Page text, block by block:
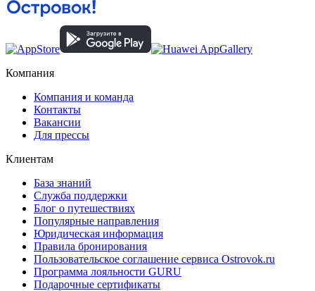
Компания
Компания и команда
Контакты
Вакансии
Для прессы
Клиентам
База знаний
Служба поддержки
Блог о путешествиях
Популярные направления
Юридическая информация
Правила бронирования
Пользовательское соглашение сервиса Ostrovok.ru
Программа лояльности GURU
Подарочные сертификаты